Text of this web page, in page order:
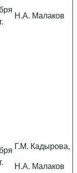
Н.А. Малаков
Г.М. Кадырова,
Н.А. Малаков